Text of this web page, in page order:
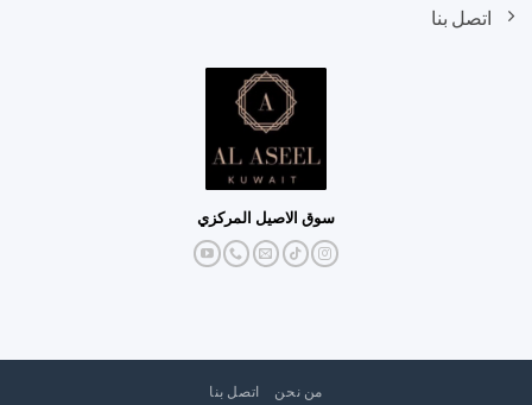
اتصل بنا
سوق الاصيل المركزي
من نحن اتصل بنا